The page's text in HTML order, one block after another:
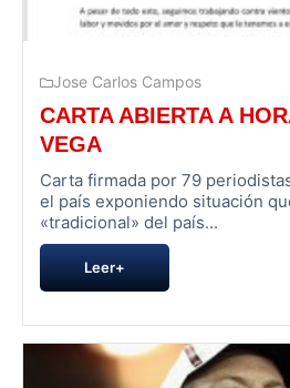
Jose Carlos Campos
CARTA ABIERTA A
VEGA
Carta firmada por 79
el país exponiendo situación
«tradicional» del país...
Leer+